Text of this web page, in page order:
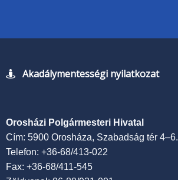
Akadálymentességi nyilatkozat
Orosházi Polgármesteri Hivatal
Cím: 5900 Orosháza, Szabadság tér 4–6.
Telefon: +36-68/413-022
Fax: +36-68/411-545